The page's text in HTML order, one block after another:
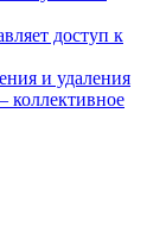
доступ к
и удаления
коллективное